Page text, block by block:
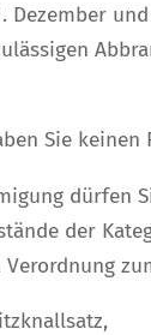
Dezember
Sie keinen
dürfen
der